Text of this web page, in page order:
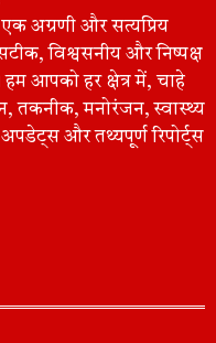
अग्रणी और सत्यप्रिय
विश्वसनीय और निष्पक्ष
हम आपको हर क्षेत्र में, चाहे
तकनीक, मनोरंजन, स्वास्थ्य
और तथ्यपूर्ण रिपोर्ट्स